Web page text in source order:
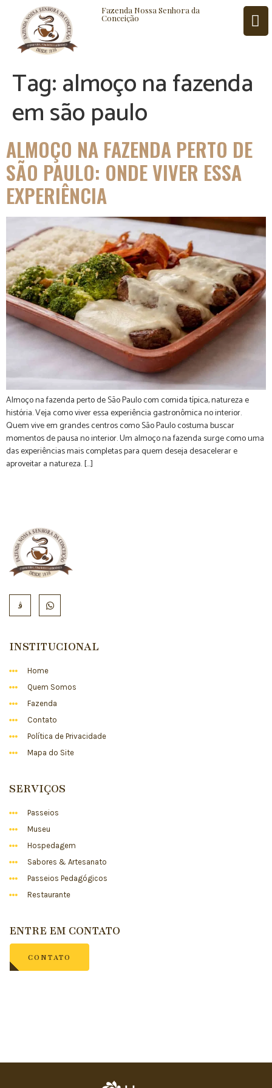
Fazenda Nossa Senhora da
Conceição
BLOG CONTATO
Tag:almoço na fazenda
em são paulo
ALMOÇO NA FAZENDA PERTO DE
SÃO PAULO: ONDE VIVER ESSA
EXPERIÊNCIA
Almoço na fazenda perto de São Paulo com comida típica, natureza e
história. Veja como viver essa experiência gastronômica no interior.
Quem vive em grandes centros como São Paulo costuma buscar
momentos de pausa no interior. Um almoço na fazenda surge como uma
das experiências mais completas para quem deseja desacelerar e
aproveitar a natureza. […]
INSTITUCIONAL
Home
Quem Somos
Fazenda
Contato
Política de Privacidade
Mapa do Site
SERVIÇOS
Passeios
Museu
Hospedagem
Sabores & Artesanato
Passeios Pedagógicos
Restaurante
ENTRE EM CONTATO
CONTATO